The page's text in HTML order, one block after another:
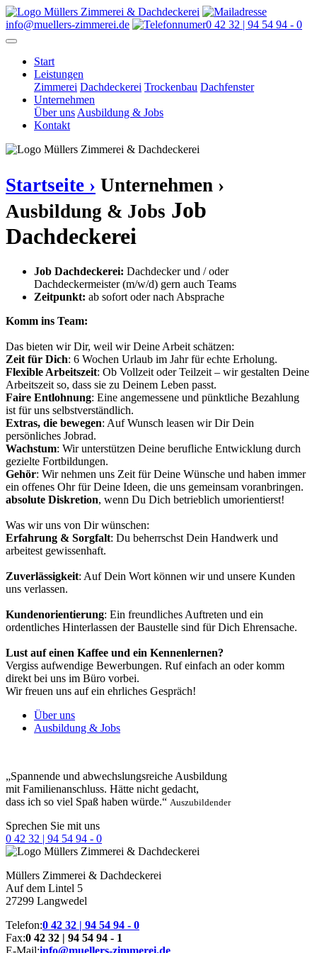
info@muellers-zimmerei.de 0 42 32 | 94 54 94 - 0
Start
Leistungen
Zimmerei Dachdeckerei Trockenbau Dachfenster
Unternehmen
Über uns Ausbildung & Jobs
Kontakt
Startseite › Unternehmen ›
Ausbildung & Jobs Job
Dachdeckerei
Job Dachdeckerei: Dachdecker und / oder
Dachdeckermeister (m/w/d) gern auch Teams
Zeitpunkt: ab sofort oder nach Absprache
Komm ins Team:
Das bieten wir Dir, weil wir Deine Arbeit schätzen:
Zeit für Dich: 6 Wochen Urlaub im Jahr für echte Erholung.
Flexible Arbeitszeit: Ob Vollzeit oder Teilzeit – wir gestalten Deine
Arbeitszeit so, dass sie zu Deinem Leben passt.
Faire Entlohnung: Eine angemessene und pünktliche Bezahlung
ist für uns selbstverständlich.
Extras, die bewegen: Auf Wunsch leasen wir Dir Dein
persönliches Jobrad.
Wachstum: Wir unterstützen Deine berufliche Entwicklung durch
gezielte Fortbildungen.
Gehör: Wir nehmen uns Zeit für Deine Wünsche und haben immer
ein offenes Ohr für Deine Ideen, die uns gemeinsam voranbringen.
absolute Diskretion, wenn Du Dich betrieblich umorientierst!
Was wir uns von Dir wünschen:
Erfahrung & Sorgfalt: Du beherrschst Dein Handwerk und
arbeitest gewissenhaft.
Zuverlässigkeit: Auf Dein Wort können wir und unsere Kunden
uns verlassen.
Kundenorientierung: Ein freundliches Auftreten und ein
ordentliches Hinterlassen der Baustelle sind für Dich Ehrensache.
Lust auf einen Kaffee und ein Kennenlernen?
Vergiss aufwendige Bewerbungen. Ruf einfach an oder komm
direkt bei uns im Büro vorbei.
Wir freuen uns auf ein ehrliches Gespräch!
Über uns
Ausbildung & Jobs
„Spannende und abwechslungsreiche Ausbildung
mit Familienanschluss. Hätte nicht gedacht,
dass ich so viel Spaß haben würde.“ Auszubildender
Sprechen Sie mit uns
0 42 32 | 94 54 94 - 0
Müllers Zimmerei & Dachdeckerei
Auf dem Lintel 5
27299 Langwedel
Telefon:0 42 32 | 94 54 94 - 0
Fax:0 42 32 | 94 54 94 - 1
E-Mail:info@muellers-zimmerei.de